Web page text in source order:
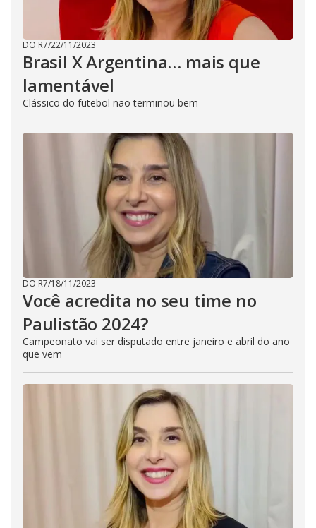
DO R7/22/11/2023
Brasil X Argentina… mais que
lamentável
Clássico do futebol não terminou bem
DO R7/18/11/2023
Você acredita no seu time no
Paulistão 2024?
Campeonato vai ser disputado entre janeiro e abril do ano
que vem